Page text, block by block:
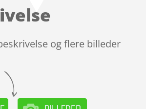
og flere billeder